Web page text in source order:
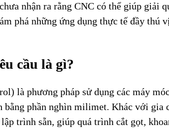
nhận ra rằng CNC có thể giúp giải
phá những ứng dụng thực tế đầy thú
cầu là gì?
là phương pháp sử dụng các máy
phần nghìn milimet. Khác với gia
trình sẵn, giúp quá trình cắt gọt,